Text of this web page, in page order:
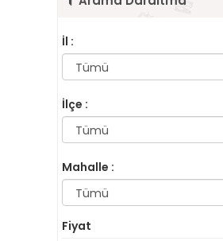
İl :
İlçe :
Mahalle :
Fiyat